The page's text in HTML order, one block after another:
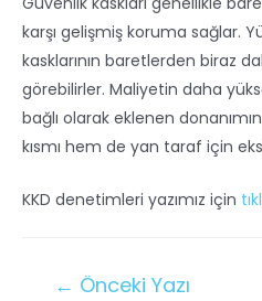
karşı gelişmiş koruma sağlar.
kasklarının baretlerden biraz
görebilirler. Maliyetin daha
bağlı olarak eklenen
kısmı hem de yan taraf için
KKD denetimleri yazımız için
← Önceki Yazı